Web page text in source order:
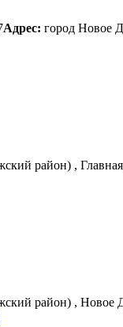
Адрес: город Новое
район) ,
район) , Новое